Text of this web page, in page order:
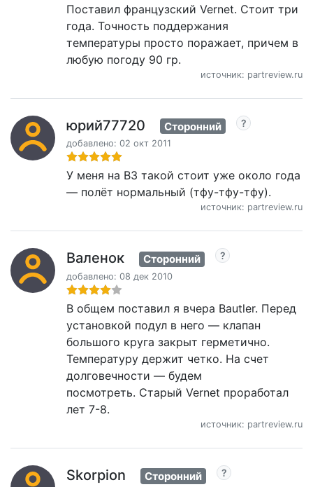
Поставил французский Vernet. Стоит три
года. Точность поддержания
температуры просто поражает, причем в
любую погоду 90 гр.
источник: partreview.ru
юрий77720 Сторонний
добавлено: 02 окт 2011
У меня на В3 такой стоит уже около года
— полёт нормальный (тфу-тфу-тфу).
источник: partreview.ru
Валенок Сторонний
добавлено: 08 дек 2010
В общем поставил я вчера Bautler. Перед
установкой подул в него — клапан
большого круга закрыт герметично.
Температуру держит четко. На счет
долговечности — будем
посмотреть. Старый Vernet проработал
лет 7-8.
источник: partreview.ru
Skorpion Сторонний